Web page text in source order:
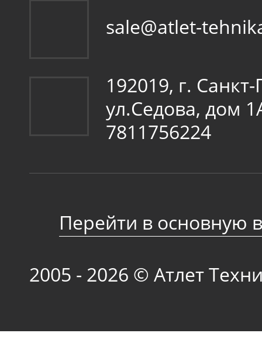
sale@atlet-
192019, г.
ул.Седова, дом
7811756224
Перейти в основную
2005 - 2026 © Атлет